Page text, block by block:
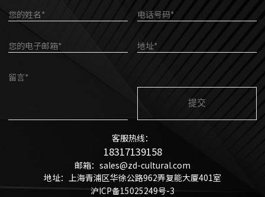
您的姓名* 电话号码*
您的电子邮箱* 地址*
留言*
客服热线：
18317139158
邮箱：sales@zd-cultural.com
地址：上海青浦区华徐公路962弄复能大厦401室
沪ICP备15025249号-3